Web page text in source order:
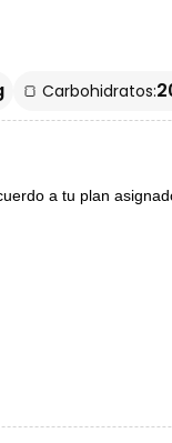
🍞 Carbohidratos:
a tu plan